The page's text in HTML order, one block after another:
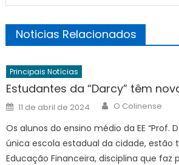
Noticias Relacionados
Principais Notícias
Estudantes da “Darcy” têm
Posted
on
11 de abril de 2024 Author
O Colinense
Os alunos do ensino médio da EE “Prof.
única escola estadual da cidade, estão
Educação Financeira, disciplina que faz